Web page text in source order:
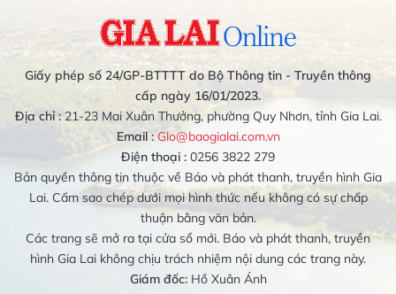
Giấy phép số 24/GP-BTTTT do Bộ Thông tin - Truyền thông
cấp ngày 16/01/2023.
Địa chỉ :21-23 Mai Xuân Thưởng, phường Quy Nhơn, tỉnh Gia Lai.
Email : Glo@baogialai.com.vn
Điện thoại : 0256 3822 279
Bản quyền thông tin thuộc về Báo và phát thanh, truyền hình Gia
Lai. Cấm sao chép dưới mọi hình thức nếu không có sự chấp
thuận bằng văn bản.
Các trang sẽ mở ra tại cửa sổ mới. Báo và phát thanh, truyền
hình Gia Lai không chịu trách nhiệm nội dung các trang này.
Giám đốc:Hồ Xuân Ánh